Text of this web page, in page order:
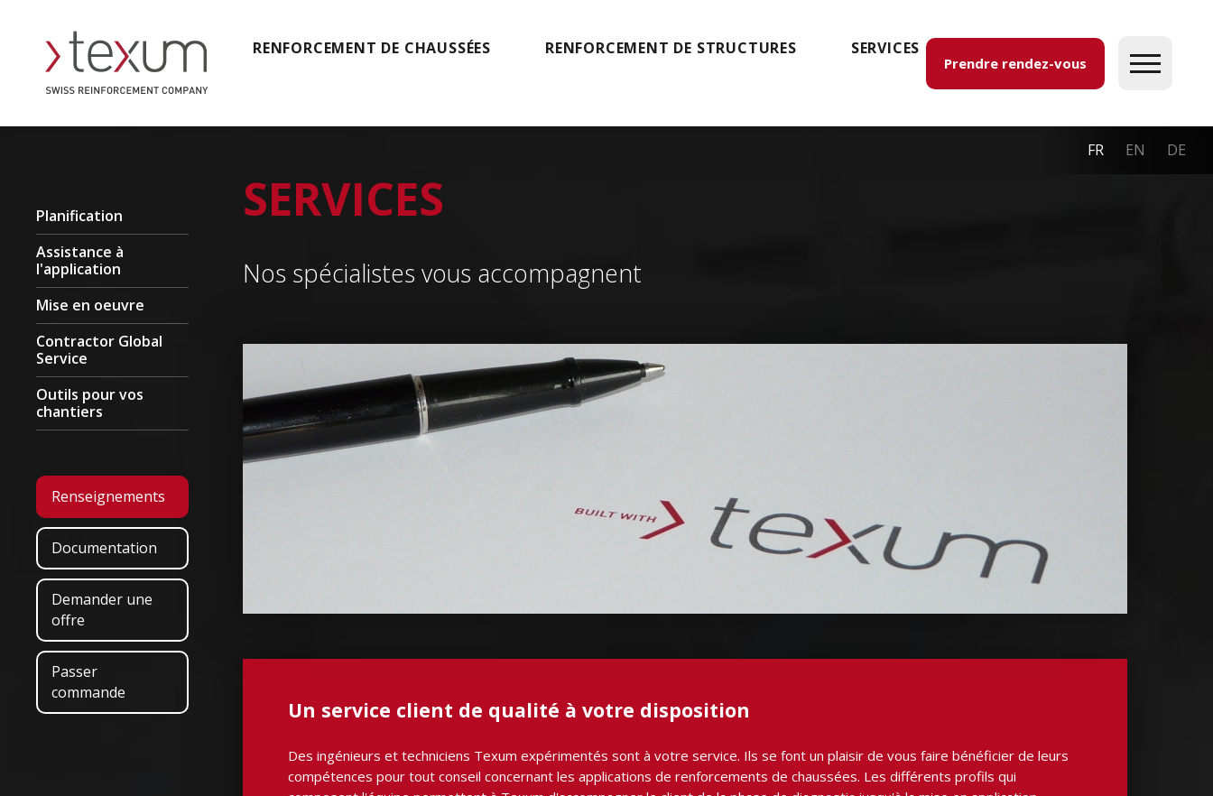
Prendre rendez-vous
FR EN DE
RENFORCEMENT DE CHAUSSÉES RENFORCEMENT DE STRUCTURES SERVICES
Planification
Assistance à
l'application
Mise en oeuvre
Contractor Global
Service
Outils pour vos
chantiers
Renseignements
Documentation
Demander une
offre
Passer
commande
SERVICES
Nos spécialistes vous accompagnent
Un service client de qualité à votre disposition
Des ingénieurs et techniciens Texum expérimentés sont à votre service. Ils se font un plaisir de vous faire bénéficier de leurs
compétences pour tout conseil concernant les applications de renforcements de chaussées. Les différents profils qui